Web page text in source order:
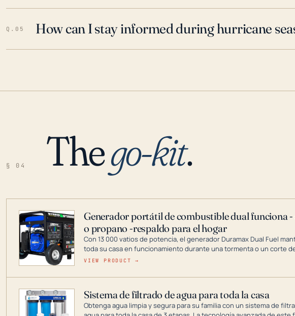
Q.05 How can I stay informed during hurricane
§ 04 Thego-kit.
Generador portátil de combustible dual funciona -
o propano -respaldo para el hogar
Con 13 000 vatios de potencia, el generador Duramax Dual Fuel
toda su casa en funcionamiento durante una tormenta o un corte
DuroMax es el líder de la industria en tecnología de generadores
digitales hasta generadores que pueden alimentar toda su casa.
VIEW PRODUCT →
Sistema de filtrado de agua para toda la casa
Obtenga agua limpia y segura para su familia con un sistema de